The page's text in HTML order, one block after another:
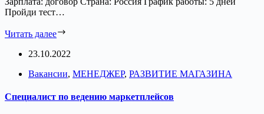
Пройди тест…
Читать далее
23.10.2022
Вакансии, МЕНЕДЖЕР, РАЗВИТИЕ МАГАЗИНА
Специалист по ведению маркетплейсов